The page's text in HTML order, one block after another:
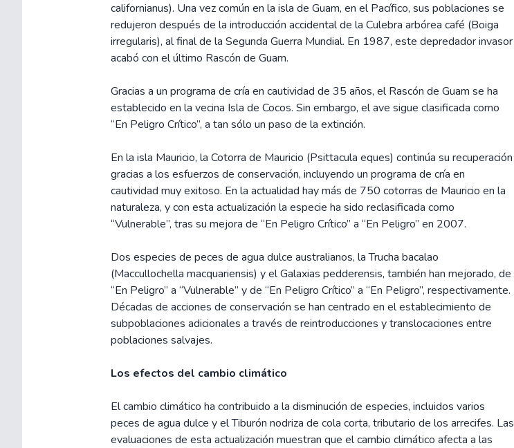
californianus). Una vez común en la isla de Guam, en el Pacífico, sus poblaciones se
redujeron después de la introducción accidental de la Culebra arbórea café (Boiga
irregularis), al final de la Segunda Guerra Mundial. En 1987, este depredador invasor
acabó con el último Rascón de Guam.
Gracias a un programa de cría en cautividad de 35 años, el Rascón de Guam se ha
establecido en la vecina Isla de Cocos. Sin embargo, el ave sigue clasificada como
“En Peligro Crítico”, a tan sólo un paso de la extinción.
En la isla Mauricio, la Cotorra de Mauricio (Psittacula eques) continúa su recuperación
gracias a los esfuerzos de conservación, incluyendo un programa de cría en
cautividad muy exitoso. En la actualidad hay más de 750 cotorras de Mauricio en la
naturaleza, y con esta actualización la especie ha sido reclasificada como
“Vulnerable”, tras su mejora de “En Peligro Crítico” a “En Peligro” en 2007.
Dos especies de peces de agua dulce australianos, la Trucha bacalao
(Maccullochella macquariensis) y el Galaxias pedderensis, también han mejorado, de
“En Peligro” a “Vulnerable” y de “En Peligro Crítico” a “En Peligro”, respectivamente.
Décadas de acciones de conservación se han centrado en el establecimiento de
subpoblaciones adicionales a través de reintroducciones y translocaciones entre
poblaciones salvajes.
Los efectos del cambio climático
El cambio climático ha contribuido a la disminución de especies, incluidos varios
peces de agua dulce y el Tiburón nodriza de cola corta, tributario de los arrecifes. Las
evaluaciones de esta actualización muestran que el cambio climático afecta a las